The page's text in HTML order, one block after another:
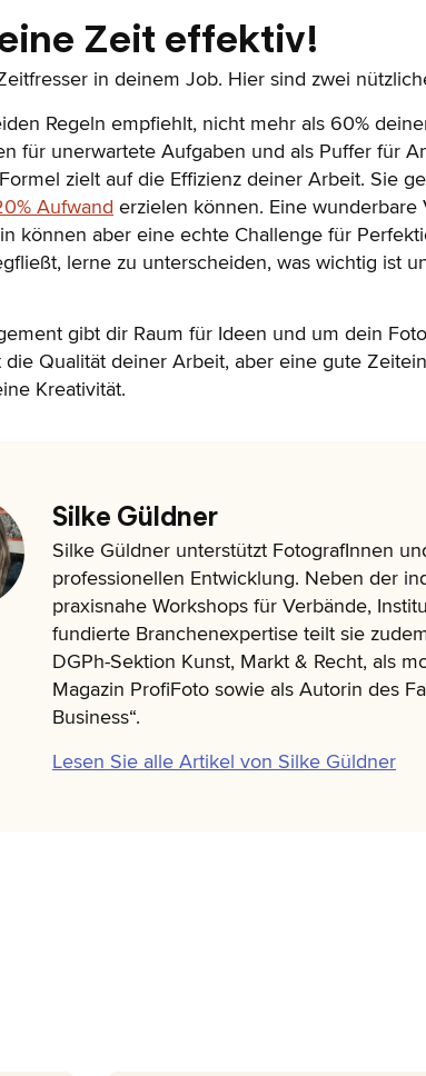
Zeit effektiv!
in deinem Job. Hier sind zwei
Regeln empfiehlt, nicht mehr als 60%
für unerwartete Aufgaben und als Puffer für
zielt auf die Effizienz deiner Arbeit. Sie
Aufwand erzielen können. Eine
können aber eine echte Challenge für
lerne zu unterscheiden, was wichtig ist
gibt dir Raum für Ideen und um dein
Qualität deiner Arbeit, aber eine gute
Kreativität.
Silke Güldner
Silke Güldner unterstützt FotografInnen
professionellen Entwicklung. Neben der
praxisnahe Workshops für Verbände,
fundierte Branchenexpertise teilt sie
DGPh-Sektion Kunst, Markt & Recht, als
Magazin ProfiFoto sowie als Autorin des
Business“.
Lesen Sie alle Artikel von Silke Güldner